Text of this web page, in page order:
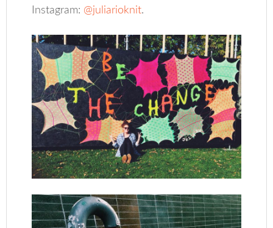
Instagram: @juliarioknit.